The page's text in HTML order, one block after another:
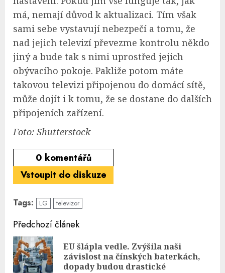
má, nemají důvod k aktualizaci. Tím však
sami sebe vystavují nebezpečí a tomu, že
nad jejich televizí převezme kontrolu někdo
jiný a bude tak s nimi uprostřed jejich
obývacího pokoje. Pakliže potom máte
takovou televizi připojenou do domácí sítě,
může dojít i k tomu, že se dostane do dalších
připojeních zařízení.
Foto: Shutterstock
0 komentářů
Vstoupit do diskuze
Tags: LG televizor
Continue
Reading
Předchozí článek
EU šlápla vedle. Zvýšila naši
závislost na čínských baterkách,
dopady budou drastické